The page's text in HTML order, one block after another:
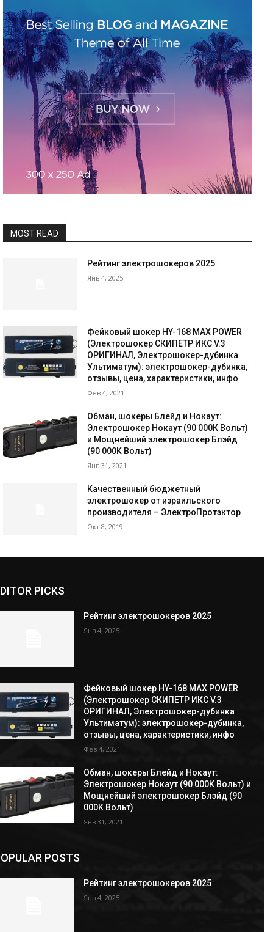
MOST READ
Рейтинг электрошокеров 2025
Янв 4, 2025
Фейковый шокер HY-168 MAX POWER
(Электрошокер СКИПЕТР ИКС V.3
ОРИГИНАЛ, Электрошокер-дубинка
Ультиматум): электрошокер-дубинка,
отзывы, цена, характеристики, инфо
Фев 4, 2021
Обман, шокеры Блейд и Нокаут:
Электрошокер Нокаут (90 000К Вольт)
и Мощнейший электрошокер Блэйд
(90 000K Вольт)
Янв 31, 2021
Качественный бюджетный
электрошокер от израильского
производителя – ЭлектроПротэктор
Окт 8, 2019
PICKS
Рейтинг электрошокеров 2025
Янв 4, 2025
Фейковый шокер HY-168 MAX POWER
(Электрошокер СКИПЕТР ИКС V.3
ОРИГИНАЛ, Электрошокер-дубинка
Ультиматум): электрошокер-дубинка,
отзывы, цена, характеристики, инфо
Фев 4, 2021
Обман, шокеры Блейд и Нокаут:
Электрошокер Нокаут (90 000К Вольт) и
Мощнейший электрошокер Блэйд (90
000K Вольт)
Янв 31, 2021
POSTS
Рейтинг электрошокеров 2025
Янв 4, 2025